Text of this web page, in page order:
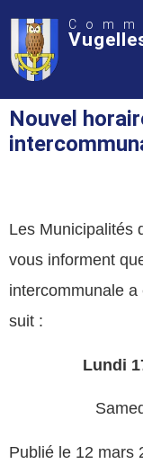
Nouvel
Les Municipalités
vous informent
intercommunale
suit :
Lundi
Publié le 12 mars